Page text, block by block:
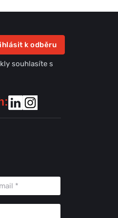
k odběru
souhlasíte s